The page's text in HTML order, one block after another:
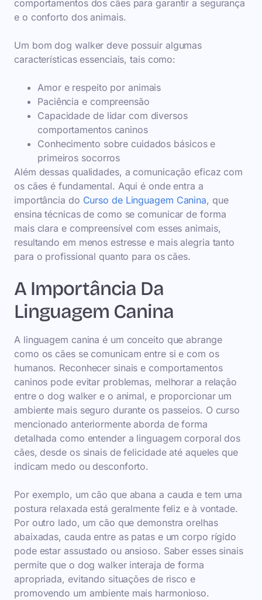
comportamentos dos cães para garantir a segurança
e o conforto dos animais.
Um bom dog walker deve possuir algumas
características essenciais, tais como:
Amor e respeito por animais
Paciência e compreensão
Capacidade de lidar com diversos
comportamentos caninos
Conhecimento sobre cuidados básicos e
primeiros socorros
Além dessas qualidades, a comunicação eficaz com
os cães é fundamental. Aqui é onde entra a
importância do Curso de Linguagem Canina, que
ensina técnicas de como se comunicar de forma
mais clara e compreensível com esses animais,
resultando em menos estresse e mais alegria tanto
para o profissional quanto para os cães.
A Importância Da
Linguagem Canina
A linguagem canina é um conceito que abrange
como os cães se comunicam entre si e com os
humanos. Reconhecer sinais e comportamentos
caninos pode evitar problemas, melhorar a relação
entre o dog walker e o animal, e proporcionar um
ambiente mais seguro durante os passeios. O curso
mencionado anteriormente aborda de forma
detalhada como entender a linguagem corporal dos
cães, desde os sinais de felicidade até aqueles que
indicam medo ou desconforto.
Por exemplo, um cão que abana a cauda e tem uma
postura relaxada está geralmente feliz e à vontade.
Por outro lado, um cão que demonstra orelhas
abaixadas, cauda entre as patas e um corpo rígido
pode estar assustado ou ansioso. Saber esses sinais
permite que o dog walker interaja de forma
apropriada, evitando situações de risco e
promovendo um ambiente mais harmonioso.